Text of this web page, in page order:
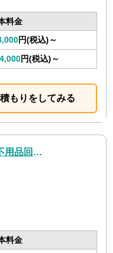
料金
円(税込)～
円(税込)～
もりをしてみる
シンボル【出張買取・不用品回収】
料金